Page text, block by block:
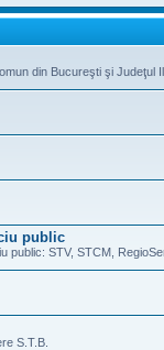
din Bucureşti şi Judeţul
public
public: STV, STCM,
S.T.B.